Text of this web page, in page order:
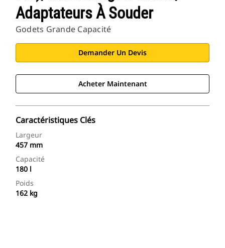
Adaptateurs À Souder
Godets Grande Capacité
Demander Un Devis
Acheter Maintenant
Caractéristiques Clés
Largeur
457 mm
Capacité
180 l
Poids
162 kg